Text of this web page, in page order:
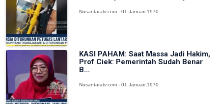
Nusantaratv.com - 01 Januari 1970
KASI PAHAM: Saat Massa Jadi Hakim,
Prof Ciek: Pemerintah Sudah Benar
B...
Nusantaratv.com - 01 Januari 1970